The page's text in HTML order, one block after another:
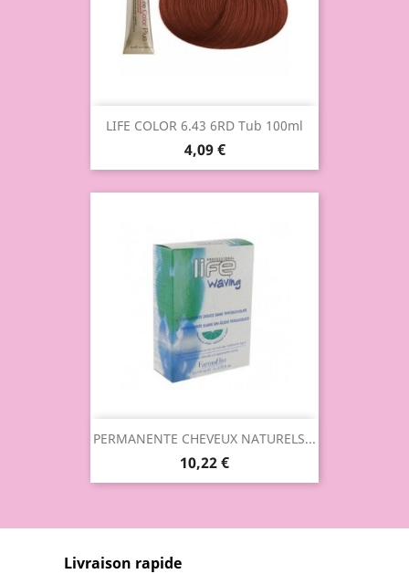
LIFE COLOR 6.43 6RD Tub 100ml
4,09 €
PERMANENTE CHEVEUX NATURELS...
10,22 €
Livraison rapide